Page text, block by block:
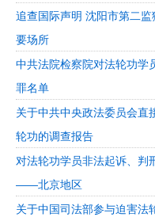
追查国际声明 沈阳市第二
要场所
中共法院检察院对法轮功学
罪名单
关于中共中央政法委员会直
轮功的调查报告
对法轮功学员非法起诉、判
――北京地区
关于中国司法部参与迫害法